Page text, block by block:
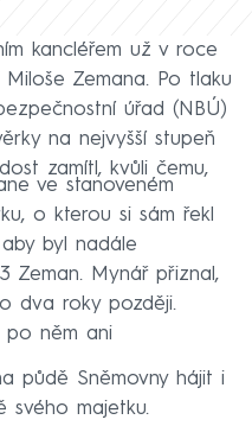
kancléřem už v roce
Zemana. Po tlaku
úřad (NBÚ)
na nejvyšší stupeň
zamítl, kvůli čemu,
ve stanoveném
o kterou si sám řekl
byl nadále
Zeman. Mynář přiznal,
dva roky později.
něm ani
půdě Sněmovny hájit i
svého majetku.